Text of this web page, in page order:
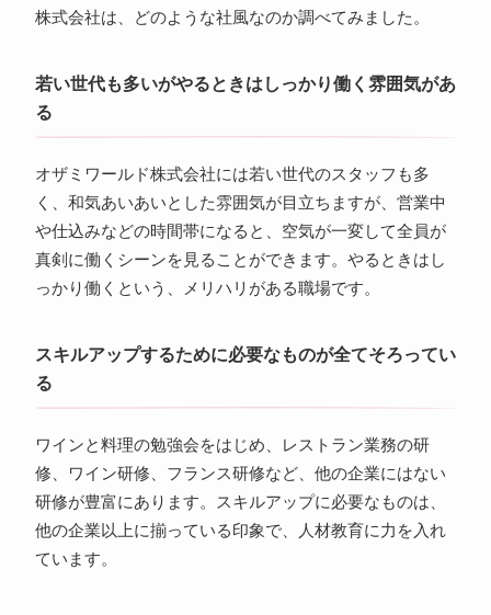
株式会社は、どのような社風なのか調べてみました。
若い世代も多いがやるときはしっかり働く雰囲気があ
る
オザミワールド株式会社には若い世代のスタッフも多
く、和気あいあいとした雰囲気が目立ちますが、営業中
や仕込みなどの時間帯になると、空気が一変して全員が
真剣に働くシーンを見ることができます。やるときはし
っかり働くという、メリハリがある職場です。
スキルアップするために必要なものが全てそろってい
る
ワインと料理の勉強会をはじめ、レストラン業務の研
修、ワイン研修、フランス研修など、他の企業にはない
研修が豊富にあります。スキルアップに必要なものは、
他の企業以上に揃っている印象で、人材教育に力を入れ
ています。